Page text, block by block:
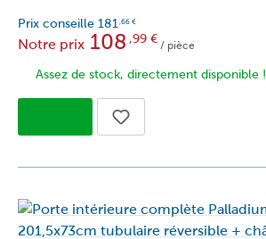
Prix conseille 181,66 €
Notre prix 108 ,99€
/ pièce
Assez de stock, directement disponible !